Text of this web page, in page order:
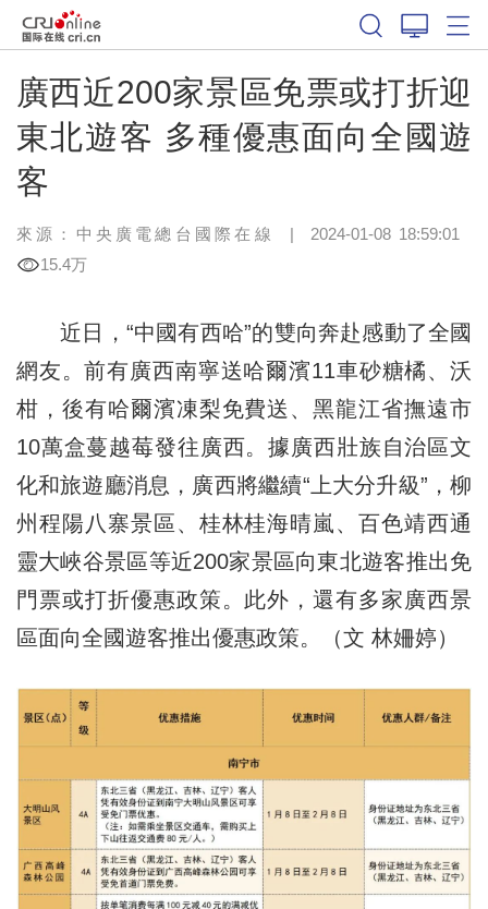
廣西近200家景區免票或打折迎
東北遊客 多種優惠面向全國遊
客
來源：中央廣電總台國際在線 | 2024-01-08 18:59:01
15.4万
近日，“中國有西哈”的雙向奔赴感動了全國
網友。前有廣西南寧送哈爾濱11車砂糖橘、沃
柑，後有哈爾濱凍梨免費送、黑龍江省撫遠市
10萬盒蔓越莓發往廣西。據廣西壯族自治區文
化和旅遊廳消息，廣西將繼續“上大分升級”，柳
州程陽八寨景區、桂林桂海晴嵐、百色靖西通
靈大峽谷景區等近200家景區向東北遊客推出免
門票或打折優惠政策。此外，還有多家廣西景
區面向全國遊客推出優惠政策。（文 林姍婷）